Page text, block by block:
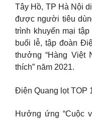
Tây Hồ, TP Hà Nội
được người tiêu
trình khuyến mại
buổi lễ, tập đoàn
thưởng “Hàng Việt
thích” năm 2021.
Điện Quang lọt TOP
Hưởng ứng “Cuộc